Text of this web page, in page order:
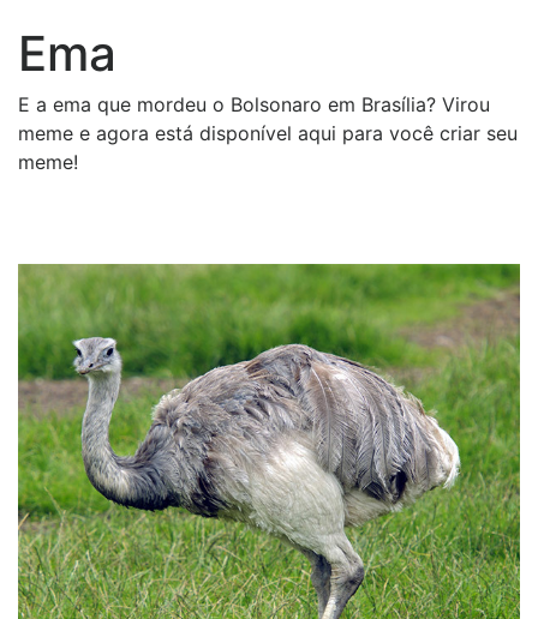
Ema
E a ema que mordeu o Bolsonaro em Brasília? Virou
meme e agora está disponível aqui para você criar seu
meme!